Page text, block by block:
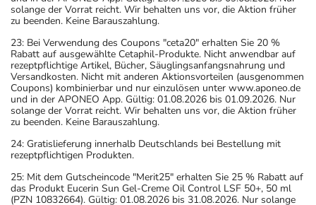
solange der Vorrat reicht. Wir behalten uns vor, die Aktion früher
zu beenden. Keine Barauszahlung.
23: Bei Verwendung des Coupons "ceta20" erhalten Sie 20 %
Rabatt auf ausgewählte Cetaphil-Produkte. Nicht anwendbar auf
rezeptpflichtige Artikel, Bücher, Säuglingsanfangsnahrung und
Versandkosten. Nicht mit anderen Aktionsvorteilen (ausgenommen
Coupons) kombinierbar und nur einzulösen unter www.aponeo.de
und in der APONEO App. Gültig: 01.08.2026 bis 01.09.2026. Nur
solange der Vorrat reicht. Wir behalten uns vor, die Aktion früher
zu beenden. Keine Barauszahlung.
24: Gratislieferung innerhalb Deutschlands bei Bestellung mit
rezeptpflichtigen Produkten.
25: Mit dem Gutscheincode "Merit25" erhalten Sie 25 % Rabatt auf
das Produkt Eucerin Sun Gel-Creme Oil Control LSF 50+, 50 ml
(PZN 10832664). Gültig: 01.08.2026 bis 31.08.2026. Nur solange